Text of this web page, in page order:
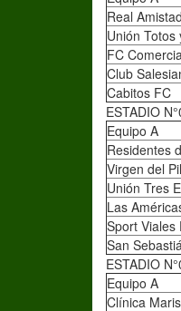
Real Amistad
Unión Totos
FC
Club
Cabitos FC
ESTADIO
Equipo A
Residentes
Virgen del
Unión Tres
Las
Sport Viales
San
ESTADIO
Equipo A
Clínica